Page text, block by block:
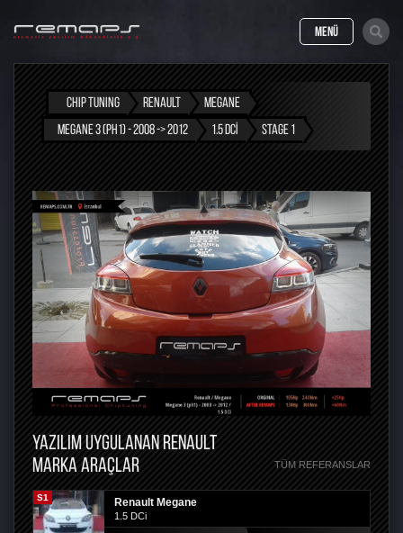
MENÜ
CHIP TUNING RENAULT
MEGANE
MEGANE 3 (PH1) - 2008 -> 2012
1.5 DCI STAGE 1
YAZILIM UYGULANAN RENAULT
MARKA ARAÇLAR
TÜM REFERANSLAR
S1 Renault Megane
1.5 DCi